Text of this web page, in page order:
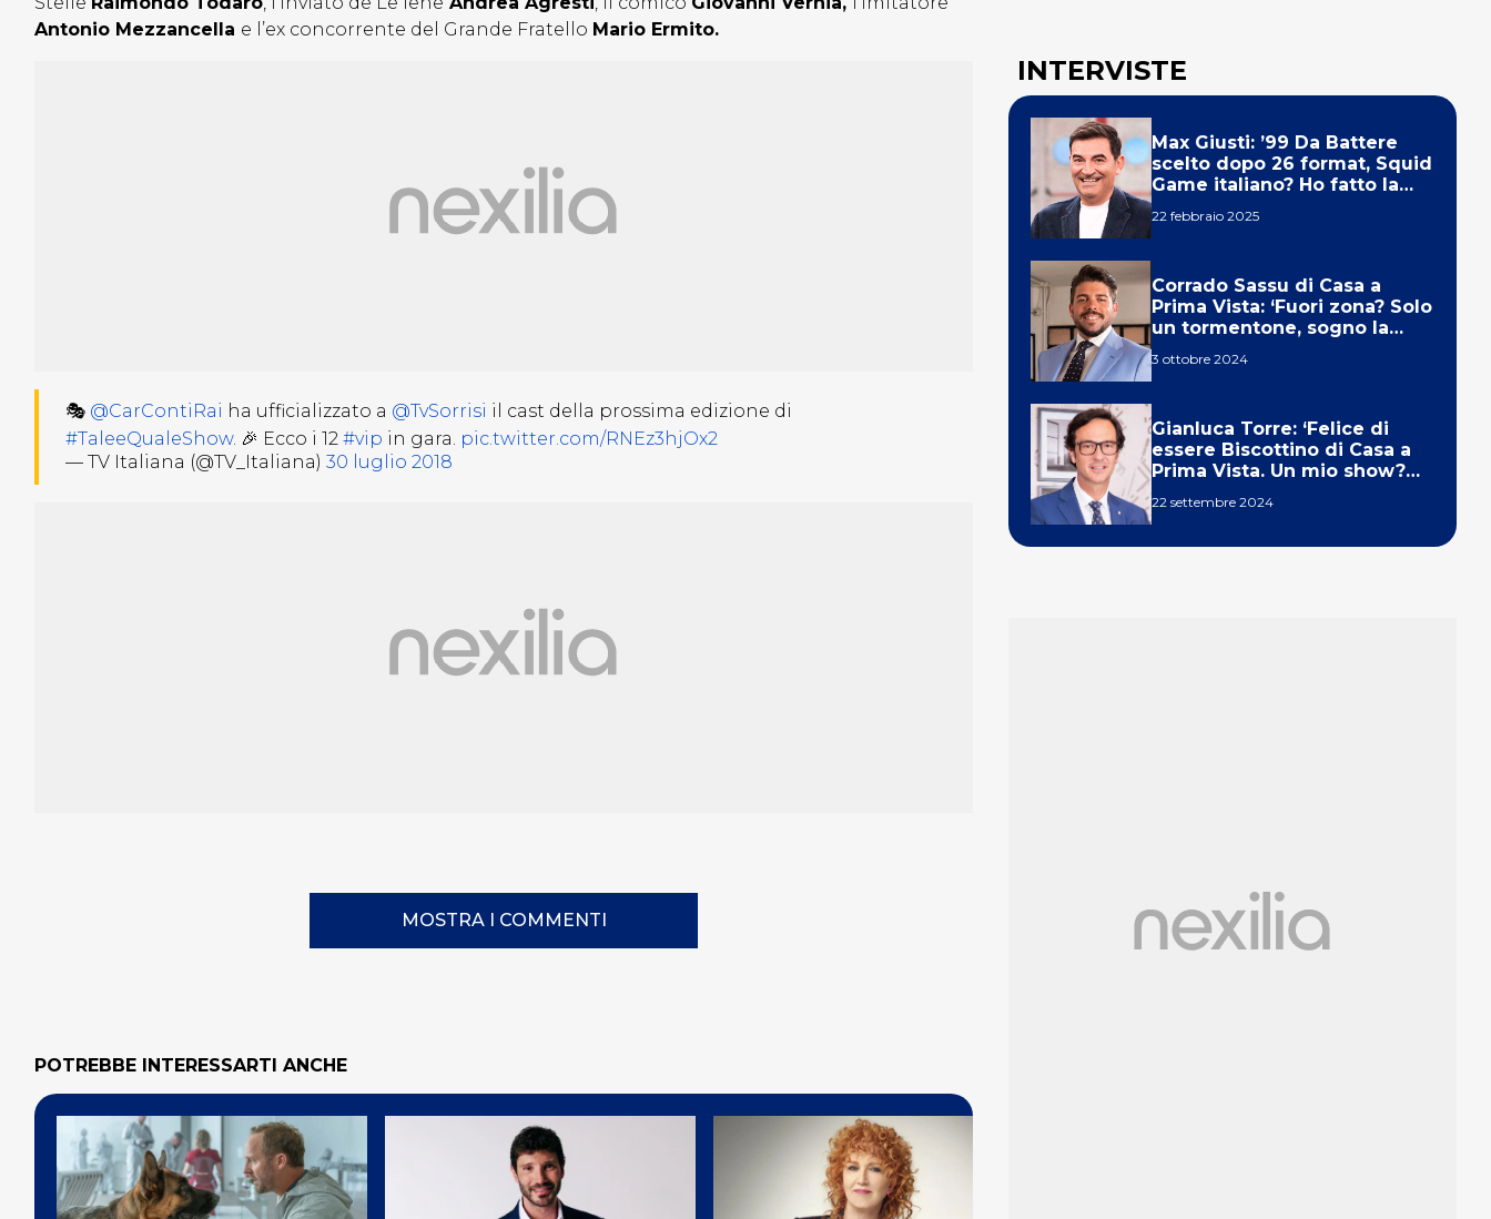
Antonio Mezzancella e l’ex concorrente del Grande Fratello Mario Ermito.
🎭 @CarContiRai ha ufficializzato a @TvSorrisi il cast della prossima edizione di
#TaleeQualeShow. 🎉 Ecco i 12 #vip in gara. pic.twitter.com/RNEz3hjOx2
— TV Italiana (@TV_Italiana) 30 luglio 2018
MOSTRA I COMMENTI
POTREBBE INTERESSARTI ANCHE
INTERVISTE
Max Giusti: ’99 Da Battere
scelto dopo 26 format, Squid
Game italiano? Ho fatto la
22 febbraio 2025
Corrado Sassu di Casa a
Prima Vista: ‘Fuori zona? Solo
un tormentone, sogno la
3 ottobre 2024
Gianluca Torre: ‘Felice di
essere Biscottino di Casa a
Prima Vista. Un mio show?
22 settembre 2024